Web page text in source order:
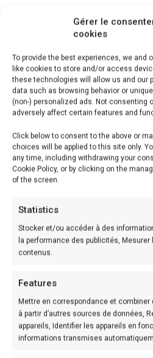
Gérer le
cookies
To provide the best experiences, we and
like cookies to store and/or access
these technologies will allow us and our
data such as browsing behavior or
(non-) personalized ads. Not consenting
adversely affect certain features and
Click below to consent to the above or
choices will be applied to this site only.
any time, including withdrawing your
Cookie Policy, or by clicking on the
of the screen.
Statistics
Stocker et/ou accéder à des
la performance des publicités,
contenus.
Features
Mettre en correspondance et combiner
à partir d’autres sources de données,
appareils, Identifier les appareils en
informations transmises
Une recette simple et
convives même à ceux qui
particulièrement la crème
Donc, pour la recette, il
Difficulté: Facile
Préparation: 15 min
Cuisson: 15 min
Ingrédients (4
– 10g Beurre
– Sel